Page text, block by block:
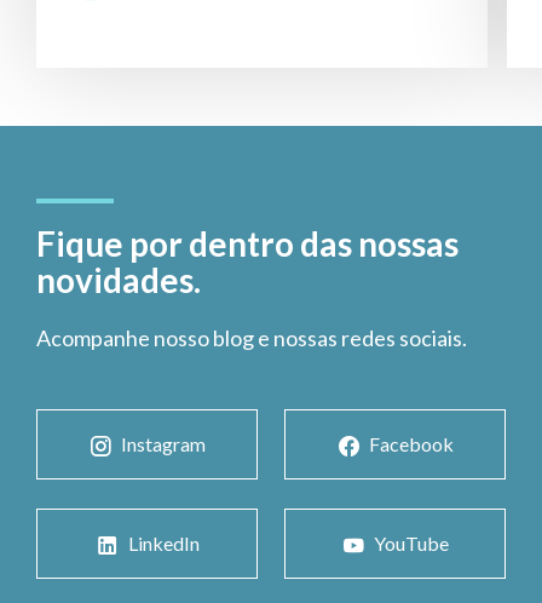
Fique por dentro das nossas
novidades.
Acompanhe nosso blog e nossas redes sociais.
Instagram Facebook
LinkedIn YouTube